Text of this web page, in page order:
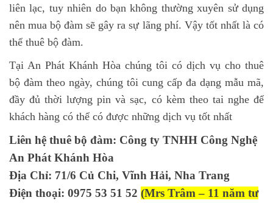
liên lạc, tuy nhiên do bạn không thường xuyên sử dụng
nên mua bộ đàm sẽ gây ra sự lãng phí. Vậy tốt nhất là có
thể thuê bộ đàm.
Tại An Phát Khánh Hòa chúng tôi có dịch vụ cho thuê
bộ đàm theo ngày, chúng tôi cung cấp đa dạng mẫu mã,
đầy đủ thời lượng pin và sạc, có kèm theo tai nghe để
khách hàng có thể có được những dịch vụ tốt nhất
Liên hệ thuê bộ đàm: Công ty TNHH Công Nghệ
An Phát Khánh Hòa
Địa Chỉ: 71/6 Củ Chi, Vĩnh Hải, Nha Trang
Điện thoại: 0975 53 51 52 (Mrs Trâm – 11 năm tư